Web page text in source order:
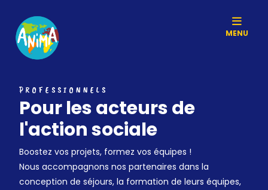
MENU
PROFESSIONNELS
Pour les acteurs de
l'action sociale
Boostez vos projets, formez vos équipes !
Nous accompagnons nos partenaires dans la
conception de séjours, la formation de leurs équipes,